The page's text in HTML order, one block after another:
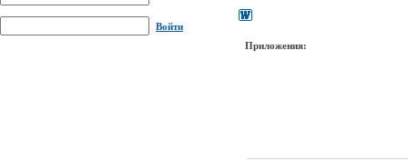
Войти
Приложения: